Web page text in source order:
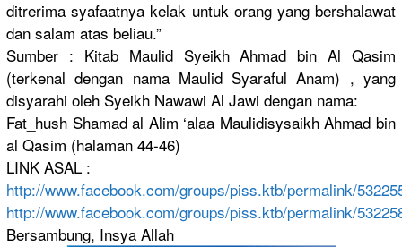
ditrerima syafaatnya kelak untuk orang yang bershalawat
dan salam atas beliau.”
Sumber : Kitab Maulid Syeikh Ahmad bin Al Qasim
(terkenal dengan nama Maulid Syaraful Anam) , yang
disyarahi oleh Syeikh Nawawi Al Jawi dengan nama:
Fat_hush Shamad al Alim ‘alaa Maulidisysaikh Ahmad bin
al Qasim (halaman 44-46)
LINK ASAL :
http://www.facebook.com/groups/piss.ktb/permalink/
http://www.facebook.com/groups/piss.ktb/permalink/
Bersambung, Insya Allah